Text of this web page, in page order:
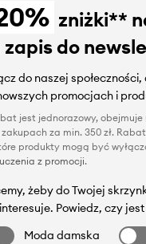
zniżki**
zapis do
do naszej
promocjach i
jest jednorazowy,
za min. 350 zł.
produkty mogą być
z promocji.
żeby do Twojej
Powiedz, czy
Moda damska